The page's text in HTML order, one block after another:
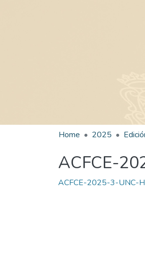
Home 2025
ACFCE-
ACFCE-2025-3-UNC-